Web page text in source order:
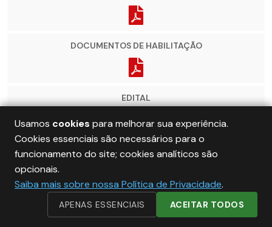
DOCUMENTOS DE HABILITAÇÃO
EDITAL
RETIFICAÇÃO DO EDITAL
Usamos cookies para melhorar sua experiência.
Cookies essenciais são necessários para o
funcionamento do site; cookies analíticos são
opcionais.
Saiba mais sobre nossa Política de Privacidade.
APENAS ESSENCIAIS ACEITAR TODOS